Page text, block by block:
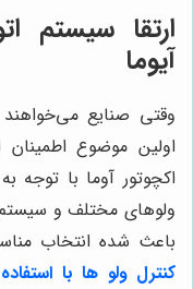
ارتقا سیستم
آیوما
وقتی صنایع می‌خواهند
اولین موضوع
اکچوتور آوما با توجه
ولوهای مختلف و
باعث شده انتخاب
کنترل ولو ها با